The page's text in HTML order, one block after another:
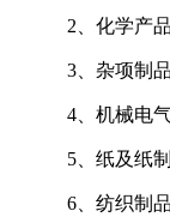
2、化学产
3、杂项制
4、机械电
5、纸及纸
6、纺织制